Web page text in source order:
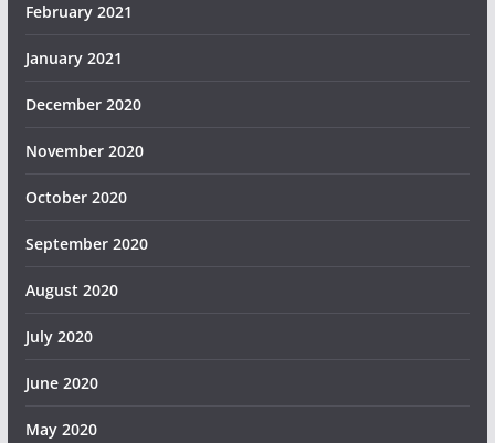
February 2021
January 2021
December 2020
November 2020
October 2020
September 2020
August 2020
July 2020
June 2020
May 2020